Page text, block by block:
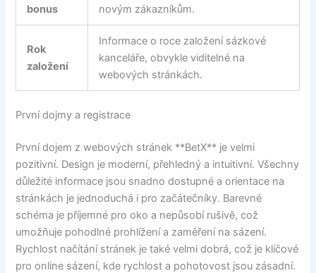
bonus
novým zákazníkům.
Rok
založení
Informace o roce založení sázkové
kanceláře, obvykle viditelné na
webových stránkách.
První dojmy a registrace
První dojem z webových stránek **BetX** je velmi
pozitivní. Design je moderní, přehledný a intuitivní. Všechny
důležité informace jsou snadno dostupné a orientace na
stránkách je jednoduchá i pro začátečníky. Barevné
schéma je příjemné pro oko a nepůsobí rušivě, což
umožňuje pohodlné prohlížení a zaměření na sázení.
Rychlost načítání stránek je také velmi dobrá, což je klíčové
pro online sázení, kde rychlost a pohotovost jsou zásadní.